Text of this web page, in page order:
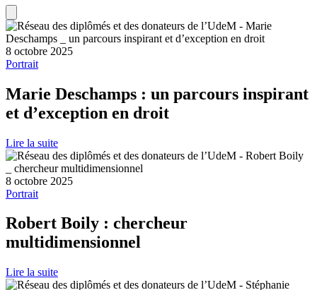
8 octobre 2025
Portrait
Marie Deschamps : un parcours inspirant
et d’exception en droit
Lire la suite
8 octobre 2025
Portrait
Robert Boily : chercheur
multidimensionnel
Lire la suite